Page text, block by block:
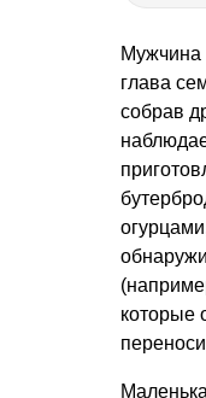
Мужчина
глава
собрав
которые